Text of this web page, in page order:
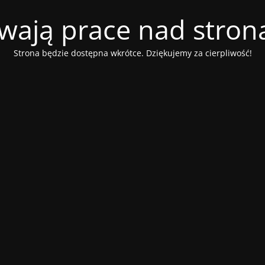
prace nad
Strona będzie dostępna wkrótce. Dziękujemy za cierpliwość!